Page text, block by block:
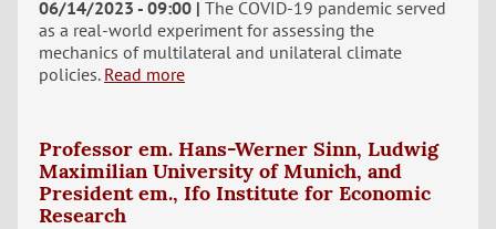
06/14/2023 - 09:00 The COVID-19 pandemic served
as a real-world experiment for assessing the
mechanics of multilateral and unilateral climate
policies. Read more
Professor em. Hans-Werner Sinn, Ludwig
Maximilian University of Munich, and
President em., Ifo Institute for Economic
Research